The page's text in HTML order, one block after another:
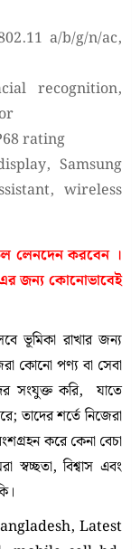
a/b/g/n/ac,
recognition,
rating
Samsung
wireless
লেনদেন করবেন ।
জন্য কোনোভাবেই
ভূমিকা রাখার জন্য
কোনো পণ্য বা সেবা
সংযুক্ত করি, যাতে
তাদের শর্তে নিজেরা
করে কেনা বেচা
স্বচ্ছতা, বিশ্বাস এবং
Latest